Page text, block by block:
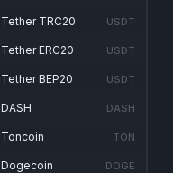
Tether TRC20 USDT
Tether ERC20 USDT
Tether BEP20 USDT
DASH DASH
Toncoin TON
Dogecoin DOGE